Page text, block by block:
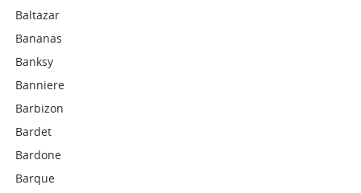
Baltazar
Bananas
Banksy
Banniere
Barbizon
Bardet
Bardone
Barque